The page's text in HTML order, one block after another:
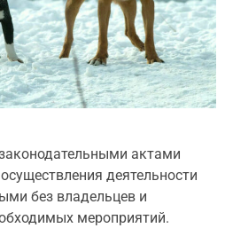
актами
деятельности
без владельцев и
мероприятий.